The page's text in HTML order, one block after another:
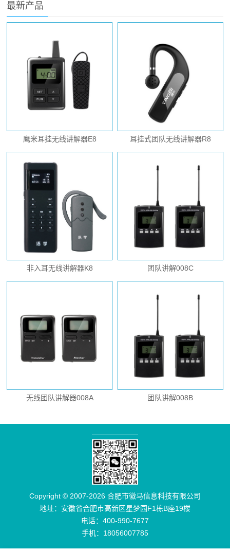
最新产品
鹰米耳挂无线讲解器E8 耳挂式团队无线讲解器R8
非入耳无线讲解器K8 团队讲解008C
无线团队讲解器008A 团队讲解008B
Copyright © 2007-2026 合肥市徽马信息科技有限公司
地址：安徽省合肥市高新区星梦园F1栋B座19楼
电话：400-990-7677
手机：18056007785